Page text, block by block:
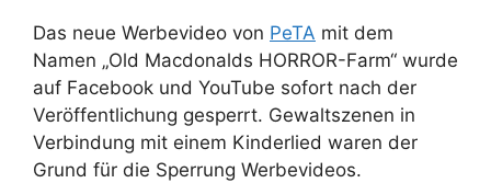
Das neue Werbevideo von PeTA mit dem
Namen „Old Macdonalds HORROR-Farm“ wurde
auf Facebook und YouTube sofort nach der
Veröffentlichung gesperrt. Gewaltszenen in
Verbindung mit einem Kinderlied waren der
Grund für die Sperrung Werbevideos.